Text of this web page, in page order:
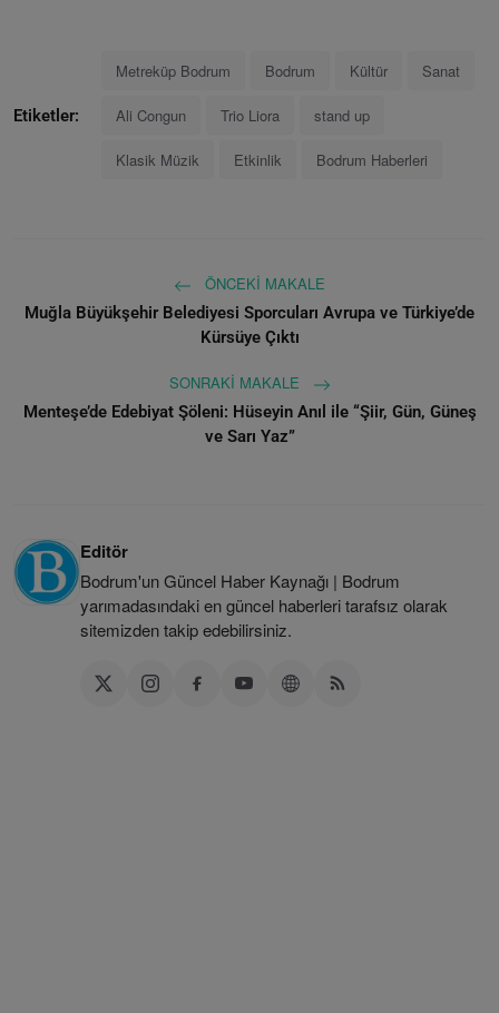
Etiketler:
Metreküp Bodrum Bodrum Kültür Sanat
Ali Congun Trio Liora stand up
Klasik Müzik Etkinlik Bodrum Haberleri
ÖNCEKI MAKALE
Muğla Büyükşehir Belediyesi Sporcuları Avrupa ve Türkiye’de
Kürsüye Çıktı
SONRAKI MAKALE
Menteşe’de Edebiyat Şöleni: Hüseyin Anıl ile “Şiir, Gün, Güneş
ve Sarı Yaz”
Editör
Bodrum'un Güncel Haber Kaynağı | Bodrum
yarımadasındaki en güncel haberleri tarafsız olarak
sitemizden takip edebilirsiniz.